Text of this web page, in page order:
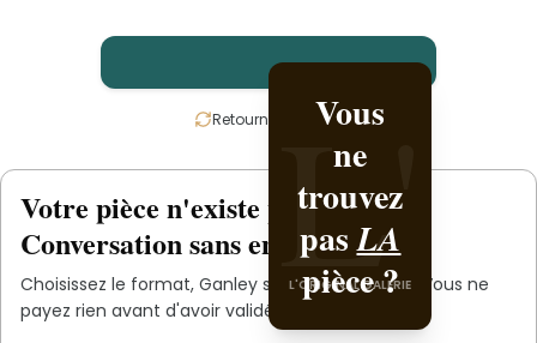
L'
Vous
ne
trouvez
pasLA
pièce ?
L'ORIGINAL GALERIE
L'
Créez-
la avec
Ganley
.
L'ORIGINAL PIECE OF
YOU
Retournez la carte
Votre pièce n'existe pasencore.
Conversation sans engagement.
Choisissez le format, Ganley s'occupe du reste. Vous ne
payez rien avant d'avoir validé le devis.